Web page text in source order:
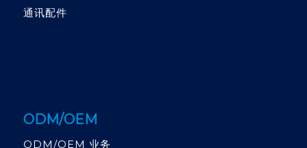
通讯配件
ODM/OEM
ODM/OEM 业务